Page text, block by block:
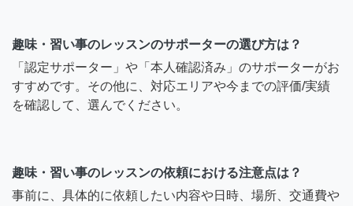
趣味・習い事のレッスンのサポーターの選び方は？
「認定サポーター」や「本人確認済み」のサポーターがお
すすめです。その他に、対応エリアや今までの評価/実績
を確認して、選んでください。
趣味・習い事のレッスンの依頼における注意点は？
事前に、具体的に依頼したい内容や日時、場所、交通費や